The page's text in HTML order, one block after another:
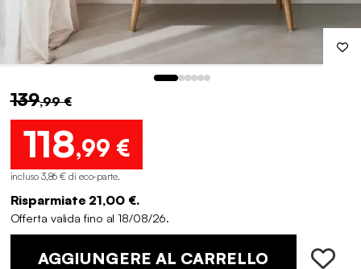
139,99 €
118,99 €
incluso 3,86 € di eco-parte.
Risparmiate 21,00 €.
Offerta valida fino al 18/08/26.
AGGIUNGERE AL CARRELLO